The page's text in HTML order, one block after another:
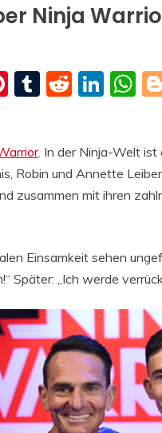
Ninja
Pinterest
Tumblr
Reddit
. In der Ninja-Welt ist
Robin und Annette
zusammen mit ihren
Einsamkeit sehen
Später: „Ich werde